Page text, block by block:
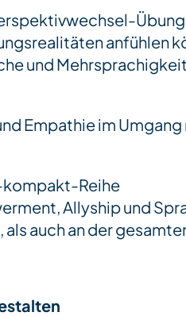
anfühlen
und
Empathie im
kompakt-Reihe
Allyship und
auch an der